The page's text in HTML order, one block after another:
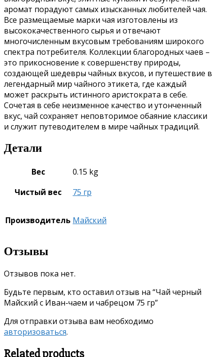
аромат порадуют самых изысканных любителей чая.
Все размещаемые марки чая изготовлены из
высококачественного сырья и отвечают
многочисленным вкусовым требованиям широкого
спектра потребителя. Коллекции благородных чаев –
это прикосновение к совершенству природы,
создающей шедевры чайных вкусов, и путешествие в
легендарный мир чайного этикета, где каждый
может раскрыть истинного аристократа в себе.
Сочетая в себе неизменное качество и утонченный
вкус, чай сохраняет неповторимое обаяние классики
и служит путеводителем в мире чайных традиций.
Детали
Вес
0.15 kg
Чистый вес
75 гр
Производитель Майский
Отзывы
Отзывов пока нет.
Будьте первым, кто оставил отзыв на “Чай черный
Майский с Иван-чаем и чабрецом 75 гр”
Для отправки отзыва вам необходимо
авторизоваться.
Related products